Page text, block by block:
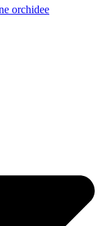
orchidee